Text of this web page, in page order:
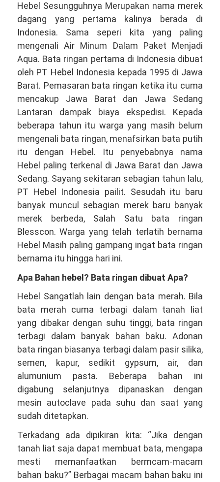
Hebel Sesungguhnya Merupakan nama merek
dagang yang pertama kalinya berada di
Indonesia. Sama seperi kita yang paling
mengenali Air Minum Dalam Paket Menjadi
Aqua. Bata ringan pertama di Indonesia dibuat
oleh PT Hebel Indonesia kepada 1995 di Jawa
Barat. Pemasaran bata ringan ketika itu cuma
mencakup Jawa Barat dan Jawa Sedang
Lantaran dampak biaya ekspedisi. Kepada
beberapa tahun itu warga yang masih belum
mengenali bata ringan, menafsirkan bata putih
itu dengan Hebel. Itu penyebabnya nama
Hebel paling terkenal di Jawa Barat dan Jawa
Sedang. Sayang sekitaran sebagian tahun lalu,
PT Hebel Indonesia pailit. Sesudah itu baru
banyak muncul sebagian merek baru banyak
merek berbeda, Salah Satu bata ringan
Blesscon. Warga yang telah terlatih bernama
Hebel Masih paling gampang ingat bata ringan
bernama itu hingga hari ini.
Apa Bahan hebel? Bata ringan dibuat Apa?
Hebel Sangatlah lain dengan bata merah. Bila
bata merah cuma terbagi dalam tanah liat
yang dibakar dengan suhu tinggi, bata ringan
terbagi dalam banyak bahan baku. Adonan
bata ringan biasanya terbagi dalam pasir silika,
semen, kapur, sedikit gypsum, air, dan
alumunium pasta. Beberapa bahan ini
digabung selanjutnya dipanaskan dengan
mesin autoclave pada suhu dan saat yang
sudah ditetapkan.
Terkadang ada dipikiran kita: “Jika dengan
tanah liat saja dapat membuat bata, mengapa
mesti memanfaatkan bermcam-macam
bahan baku?” Berbagai macam bahan baku ini